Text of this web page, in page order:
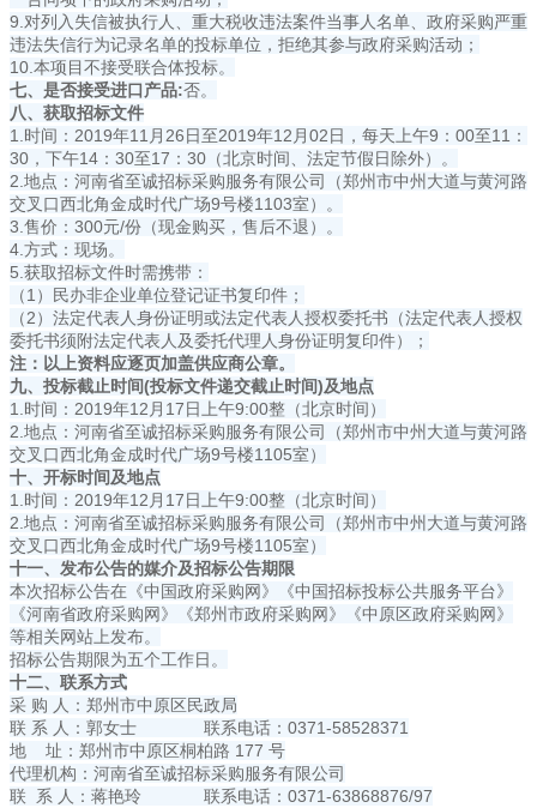
9.对列入失信被执行人、重大税收违法案件当事人名单、政府采购严重
违法失信行为记录名单的投标单位，拒绝其参与政府采购活动；
10.本项目不接受联合体投标。
七、 是否接受进口产品:否。
八、获取招标文件
1.时间：2019年11月26日至2019年12月02日，每天上午9：00至11：
30，下午14：30至17：30（北京时间、法定节假日除外）。
2.地点：河南省至诚招标采购服务有限公司（郑州市中州大道与黄河路
交叉口西北角金成时代广场9号楼1103室）。
3.售价：300元/份（现金购买，售后不退）。
4.方式：现场。
5.获取招标文件时需携带：
（1）民办非企业单位登记证书复印件；
（2）法定代表人身份证明或法定代表人授权委托书（法定代表人授权
委托书须附法定代表人及委托代理人身份证明复印件）；
注：以上资料应逐页加盖供应商公章。
九、投标截止时间(投标文件递交截止时间)及地点
1.时间：2019年12月17日上午9:00整（北京时间）
2.地点：河南省至诚招标采购服务有限公司（郑州市中州大道与黄河路
交叉口西北角金成时代广场9号楼1105室）
十、开标时间及地点
1.时间：2019年12月17日上午9:00整（北京时间）
2.地点：河南省至诚招标采购服务有限公司（郑州市中州大道与黄河路
交叉口西北角金成时代广场9号楼1105室）
十一、发布公告的媒介及招标公告期限
本次招标公告在《中国政府采购网》《中国招标投标公共服务平台》
《河南省政府采购网》《郑州市政府采购网》《中原区政府采购网》
等相关网站上发布。
招标公告期限为五个工作日。
十二、联系方式
采 购 人：郑州市中原区民政局
联 系 人：郭女士 联系电话：0371-58528371
地 址：郑州市中原区桐柏路 177 号
代理机构：河南省至诚招标采购服务有限公司
联 系 人：蒋艳玲 联系电话：0371-63868876/97